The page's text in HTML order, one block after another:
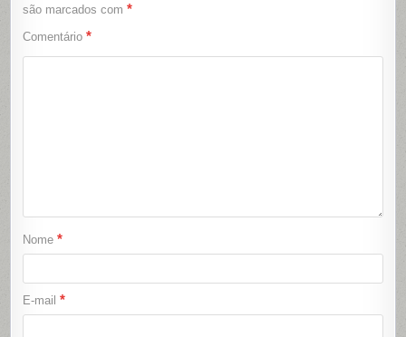
são marcados com*
Comentário*
Nome*
E-mail*